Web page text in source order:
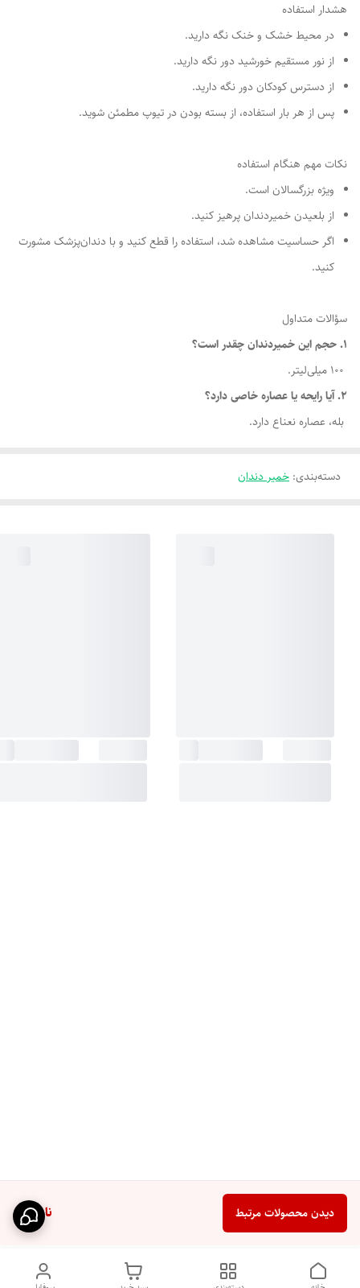
ناموجود دیدن محصولات مرتبط
هشدار استفاده
در محیط خشک و خنک نگه دارید.
از نور مستقیم خورشید دور نگه دارید.
از دسترس کودکان دور نگه دارید.
پس از هر بار استفاده، از بسته بودن در تیوپ مطمئن شوید.
نکات مهم هنگام استفاده
ویژه بزرگسالان است.
از بلعیدن خمیردندان پرهیز کنید.
اگر حساسیت مشاهده شد، استفاده را قطع کنید و با دندان‌پزشک مشورت
کنید.
سؤالات متداول
1. حجم این خمیردندان چقدر است؟
2. آیا رایحه یا عصاره خاصی دارد؟
بله، عصاره نعناع دارد.
دسته‌بندی: خمیر دندان